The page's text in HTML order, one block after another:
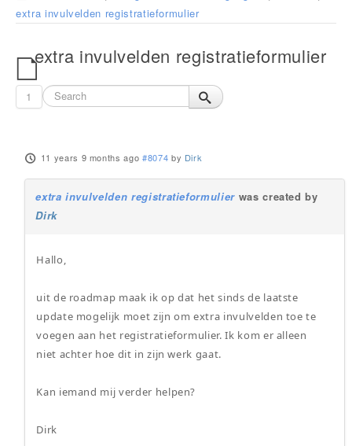
extra invulvelden registratieformulier
extra invulvelden registratieformulier
1
11 years 9 months ago #8074 by Dirk
extra invulvelden registratieformulierwas created by
Dirk
Hallo,
uit de roadmap maak ik op dat het sinds de laatste
update mogelijk moet zijn om extra invulvelden toe te
voegen aan het registratieformulier. Ik kom er alleen
niet achter hoe dit in zijn werk gaat.
Kan iemand mij verder helpen?
Dirk